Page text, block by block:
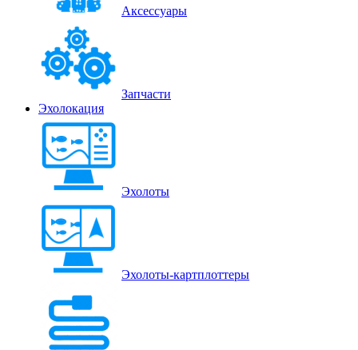
Аксессуары
Запчасти
Эхолокация
Эхолоты
Эхолоты-картплоттеры